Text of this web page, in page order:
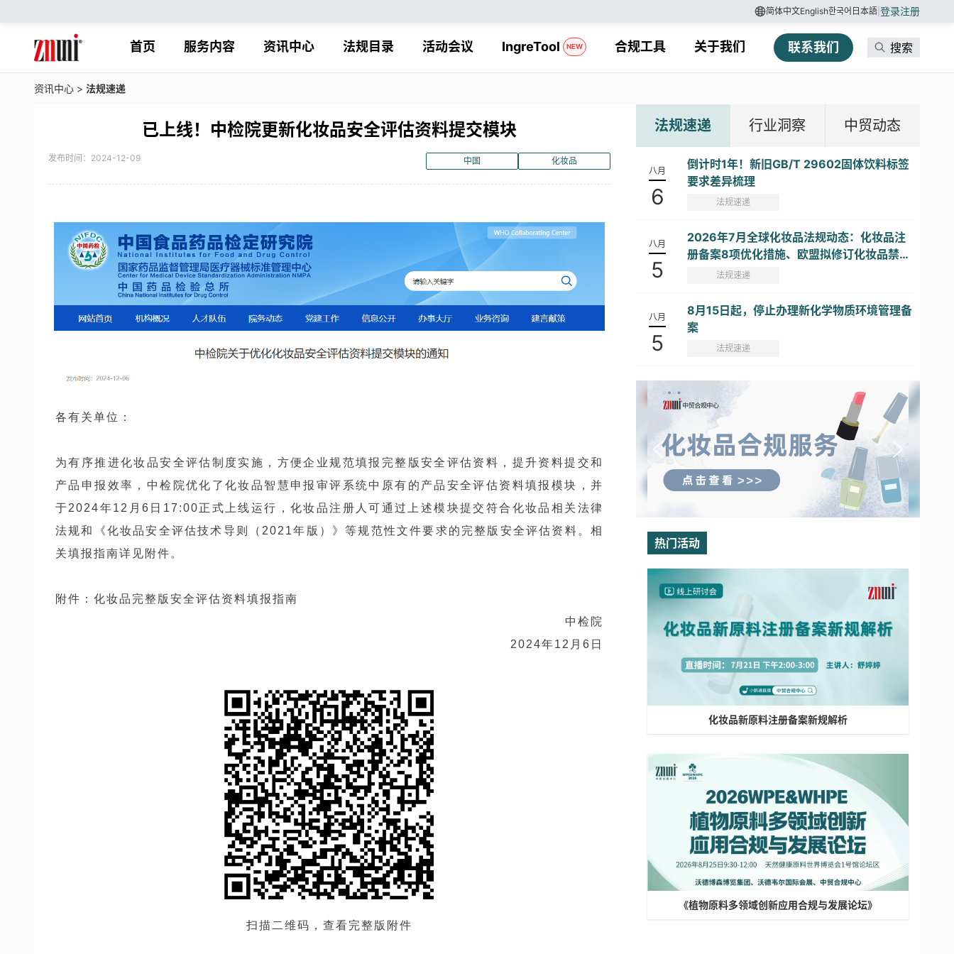
简体中文English한국어 日本語 登录注册
首页 服务内容 资讯中心 法规目录 活动会议 IngreTool NEW 合规工具 关于我们 联系我们 搜索
资讯中心 > 法规速递
已上线！中检院更新化妆品安全评估资料提交模块
发布时间：2024-12-09 中国 化妆品
各有关单位：
为有序推进化妆品安全评估制度实施，方便企业规范填报完整版安全评估资料，提升资料提交和
产品申报效率，中检院优化了化妆品智慧申报审评系统中原有的产品安全评估资料填报模块，并
于2024年12月6日17:00正式上线运行，化妆品注册人可通过上述模块提交符合化妆品相关法律
法规和《化妆品安全评估技术导则（2021年版）》等规范性文件要求的完整版安全评估资料。相
关填报指南详见附件。
附件：化妆品完整版安全评估资料填报指南
中检院
2024年12月6日
扫描二维码，查看完整版附件
法规速递 行业洞察 中贸动态
八月
6
倒计时1年！新旧GB/T 29602固体饮料标签
要求差异梳理
法规速递
八月
5
2026年7月全球化妆品法规动态：化妆品注
册备案8项优化措施、欧盟拟修订化妆品禁限
用物质清单...
法规速递
八月
5
8月15日起，停止办理新化学物质环境管理备
案
法规速递
热门活动
化妆品新原料注册备案新规解析
《植物原料多领域创新应用合规与发展论坛》